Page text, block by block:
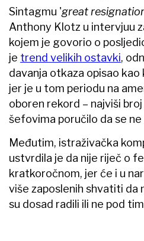
Sintagmu 'great
Anthony Klotz u intervjuu
kojem je govorio o
je trend velikih ostavki,
davanja otkaza opisao
jer je u tom periodu na
oboren rekord – najviši
šefovima poručilo da se
Međutim, istraživačka
ustvrdila je da nije riječ o
kratkoročnom, jer će i u
više zaposlenih shvatiti da
su dosad radili ili ne pod